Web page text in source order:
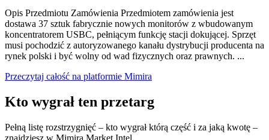
Opis Przedmiotu Zamówienia Przedmiotem zamówienia jest
dostawa 37 sztuk fabrycznie nowych monitorów z wbudowanym
koncentratorem USBC, pełniącym funkcję stacji dokującej. Sprzęt
musi pochodzić z autoryzowanego kanału dystrybucji producenta na
rynek polski i być wolny od wad fizycznych oraz prawnych. ...
Przeczytaj całość na platformie Mimira
Kto wygrał ten przetarg
Pełną listę rozstrzygnięć – kto wygrał którą część i za jaką kwotę –